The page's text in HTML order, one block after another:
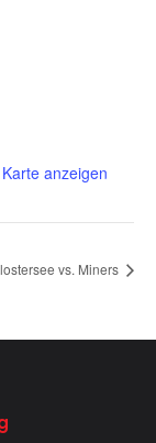
anzeigen
vs. Miners